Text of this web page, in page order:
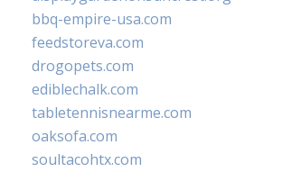
bbq-empire-usa.com
feedstoreva.com
drogopets.com
ediblechalk.com
tabletennisnearme.com
oaksofa.com
soultacohtx.com